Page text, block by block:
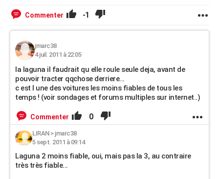
Commenter -1
jmarc38
4 juil. 2011 à 22:05
la laguna il faudrait qu elle roule seule deja, avant de
pouvoir tracter qqchose derriere...
c est l une des voitures les moins fiables de tous les
temps ! (voir sondages et forums multiples sur internet..)
Commenter 0
LIRAN> jmarc38
5 sept. 2011 à 09:14
Laguna 2 moins fiable, oui, mais pas la 3, au contraire
très très fiable...